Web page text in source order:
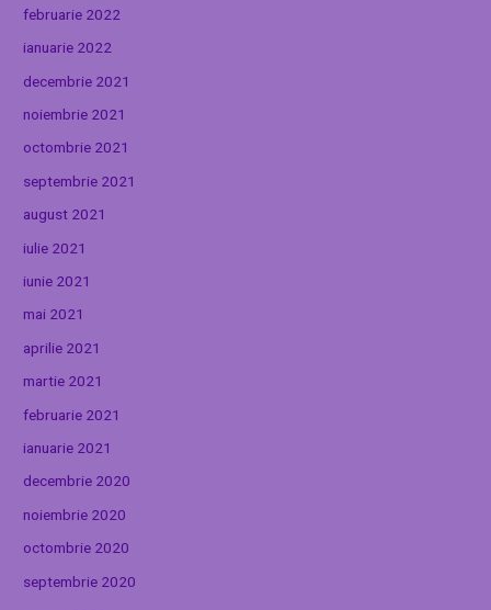
februarie 2022
ianuarie 2022
decembrie 2021
noiembrie 2021
octombrie 2021
septembrie 2021
august 2021
iulie 2021
iunie 2021
mai 2021
aprilie 2021
martie 2021
februarie 2021
ianuarie 2021
decembrie 2020
noiembrie 2020
octombrie 2020
septembrie 2020